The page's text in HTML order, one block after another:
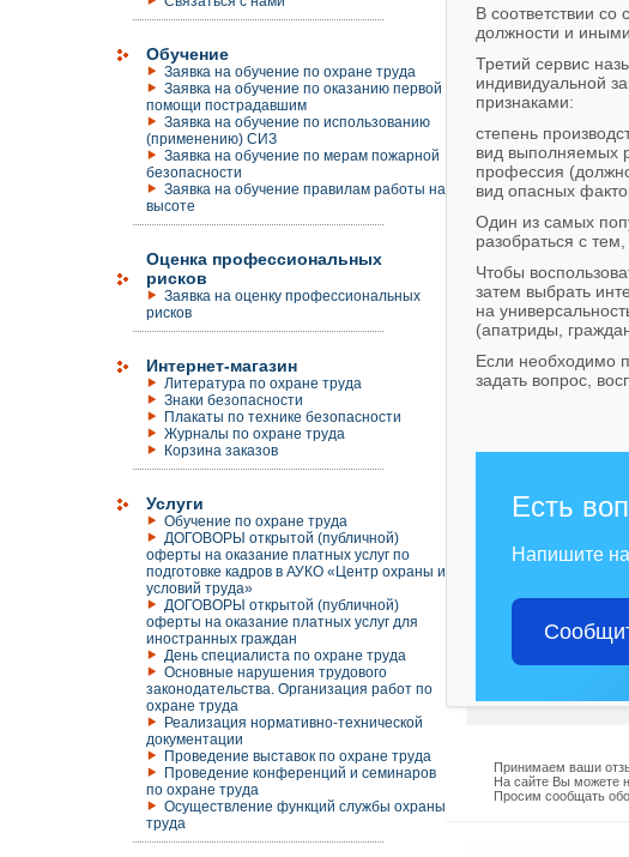
Обучение
Заявка на обучение по охране труда
Заявка на обучение по оказанию первой
помощи пострадавшим
Заявка на обучение по использованию
(применению) СИЗ
Заявка на обучение по мерам пожарной
безопасности
Заявка на обучение правилам работы на
высоте
Оценка профессиональных
рисков
Заявка на оценку профессиональных
рисков
Интернет-магазин
Литература по охране труда
Знаки безопасности
Плакаты по технике безопасности
Журналы по охране труда
Корзина заказов
Услуги
Обучение по охране труда
ДОГОВОРЫ открытой (публичной)
оферты на оказание платных услуг по
подготовке кадров в АУКО «Центр охраны и
условий труда»
ДОГОВОРЫ открытой (публичной)
оферты на оказание платных услуг для
иностранных граждан
День специалиста по охране труда
Основные нарушения трудового
законодательства. Организация работ по
охране труда
Реализация нормативно-технической
документации
Проведение выставок по охране труда
Проведение конференций и семинаров
по охране труда
Осуществление функций службы охраны
труда
В соответствии со
должности и
Третий сервис
индивидуальной
признаками:
степень
вид выполняемых
профессия
вид опасных
Один из самых
разобраться с
Чтобы
затем выбрать
на
(апатриды,
Если необходимо
задать вопрос,
Есть
Напишите
Принимаем ваши
На сайте Вы можете
Просим сообщать